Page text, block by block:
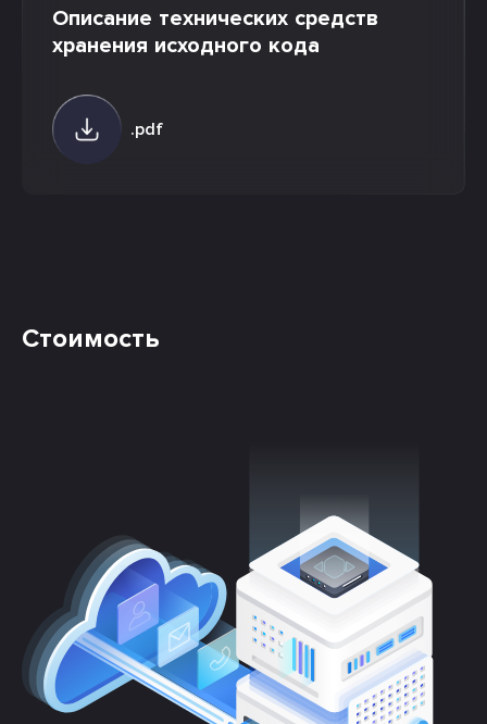
Описание технических средств
хранения исходного кода
.pdf
Стоимость